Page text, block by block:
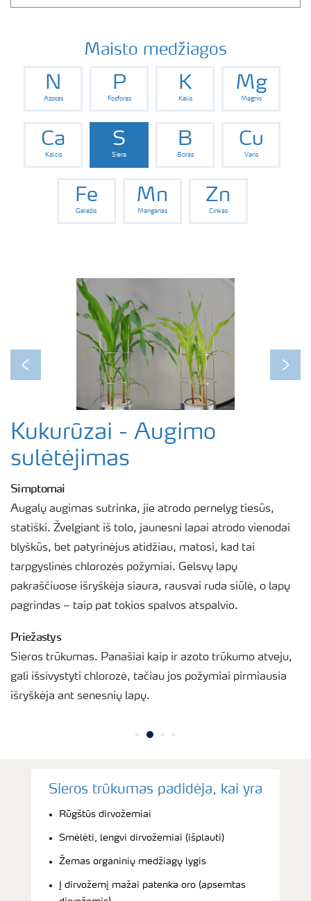
Maisto medžiagos
N
Azotas
P
Fosforas
K
Kalis
Mg
Magnis
Ca
Kalcis
S
Siera
B
Boras
Cu
Varis
Fe
Geležis
Mn
Manganas
Zn
Cinkas
Previous Next
Kukurūzai - Augimo
sulėtėjimas
Simptomai
Augalų augimas sutrinka, jie atrodo pernelyg tiesūs,
statiški. Žvelgiant iš tolo, jaunesni lapai atrodo vienodai
blyškūs, bet patyrinėjus atidžiau, matosi, kad tai
tarpgyslinės chlorozės požymiai. Gelsvų lapų
pakraščiuose išryškėja siaura, rausvai ruda siūlė, o lapų
pagrindas – taip pat tokios spalvos atspalvio.
Priežastys
Sieros trūkumas. Panašiai kaip ir azoto trūkumo atveju,
gali išsivystyti chlorozė, tačiau jos požymiai pirmiausia
išryškėja ant senesnių lapų.
Sieros trūkumas padidėja, kai yra
Rūgštūs dirvožemiai
Smėlėti, lengvi dirvožemiai (išplauti)
Žemas organinių medžiagų lygis
Į dirvožemį mažai patenka oro (apsemtas